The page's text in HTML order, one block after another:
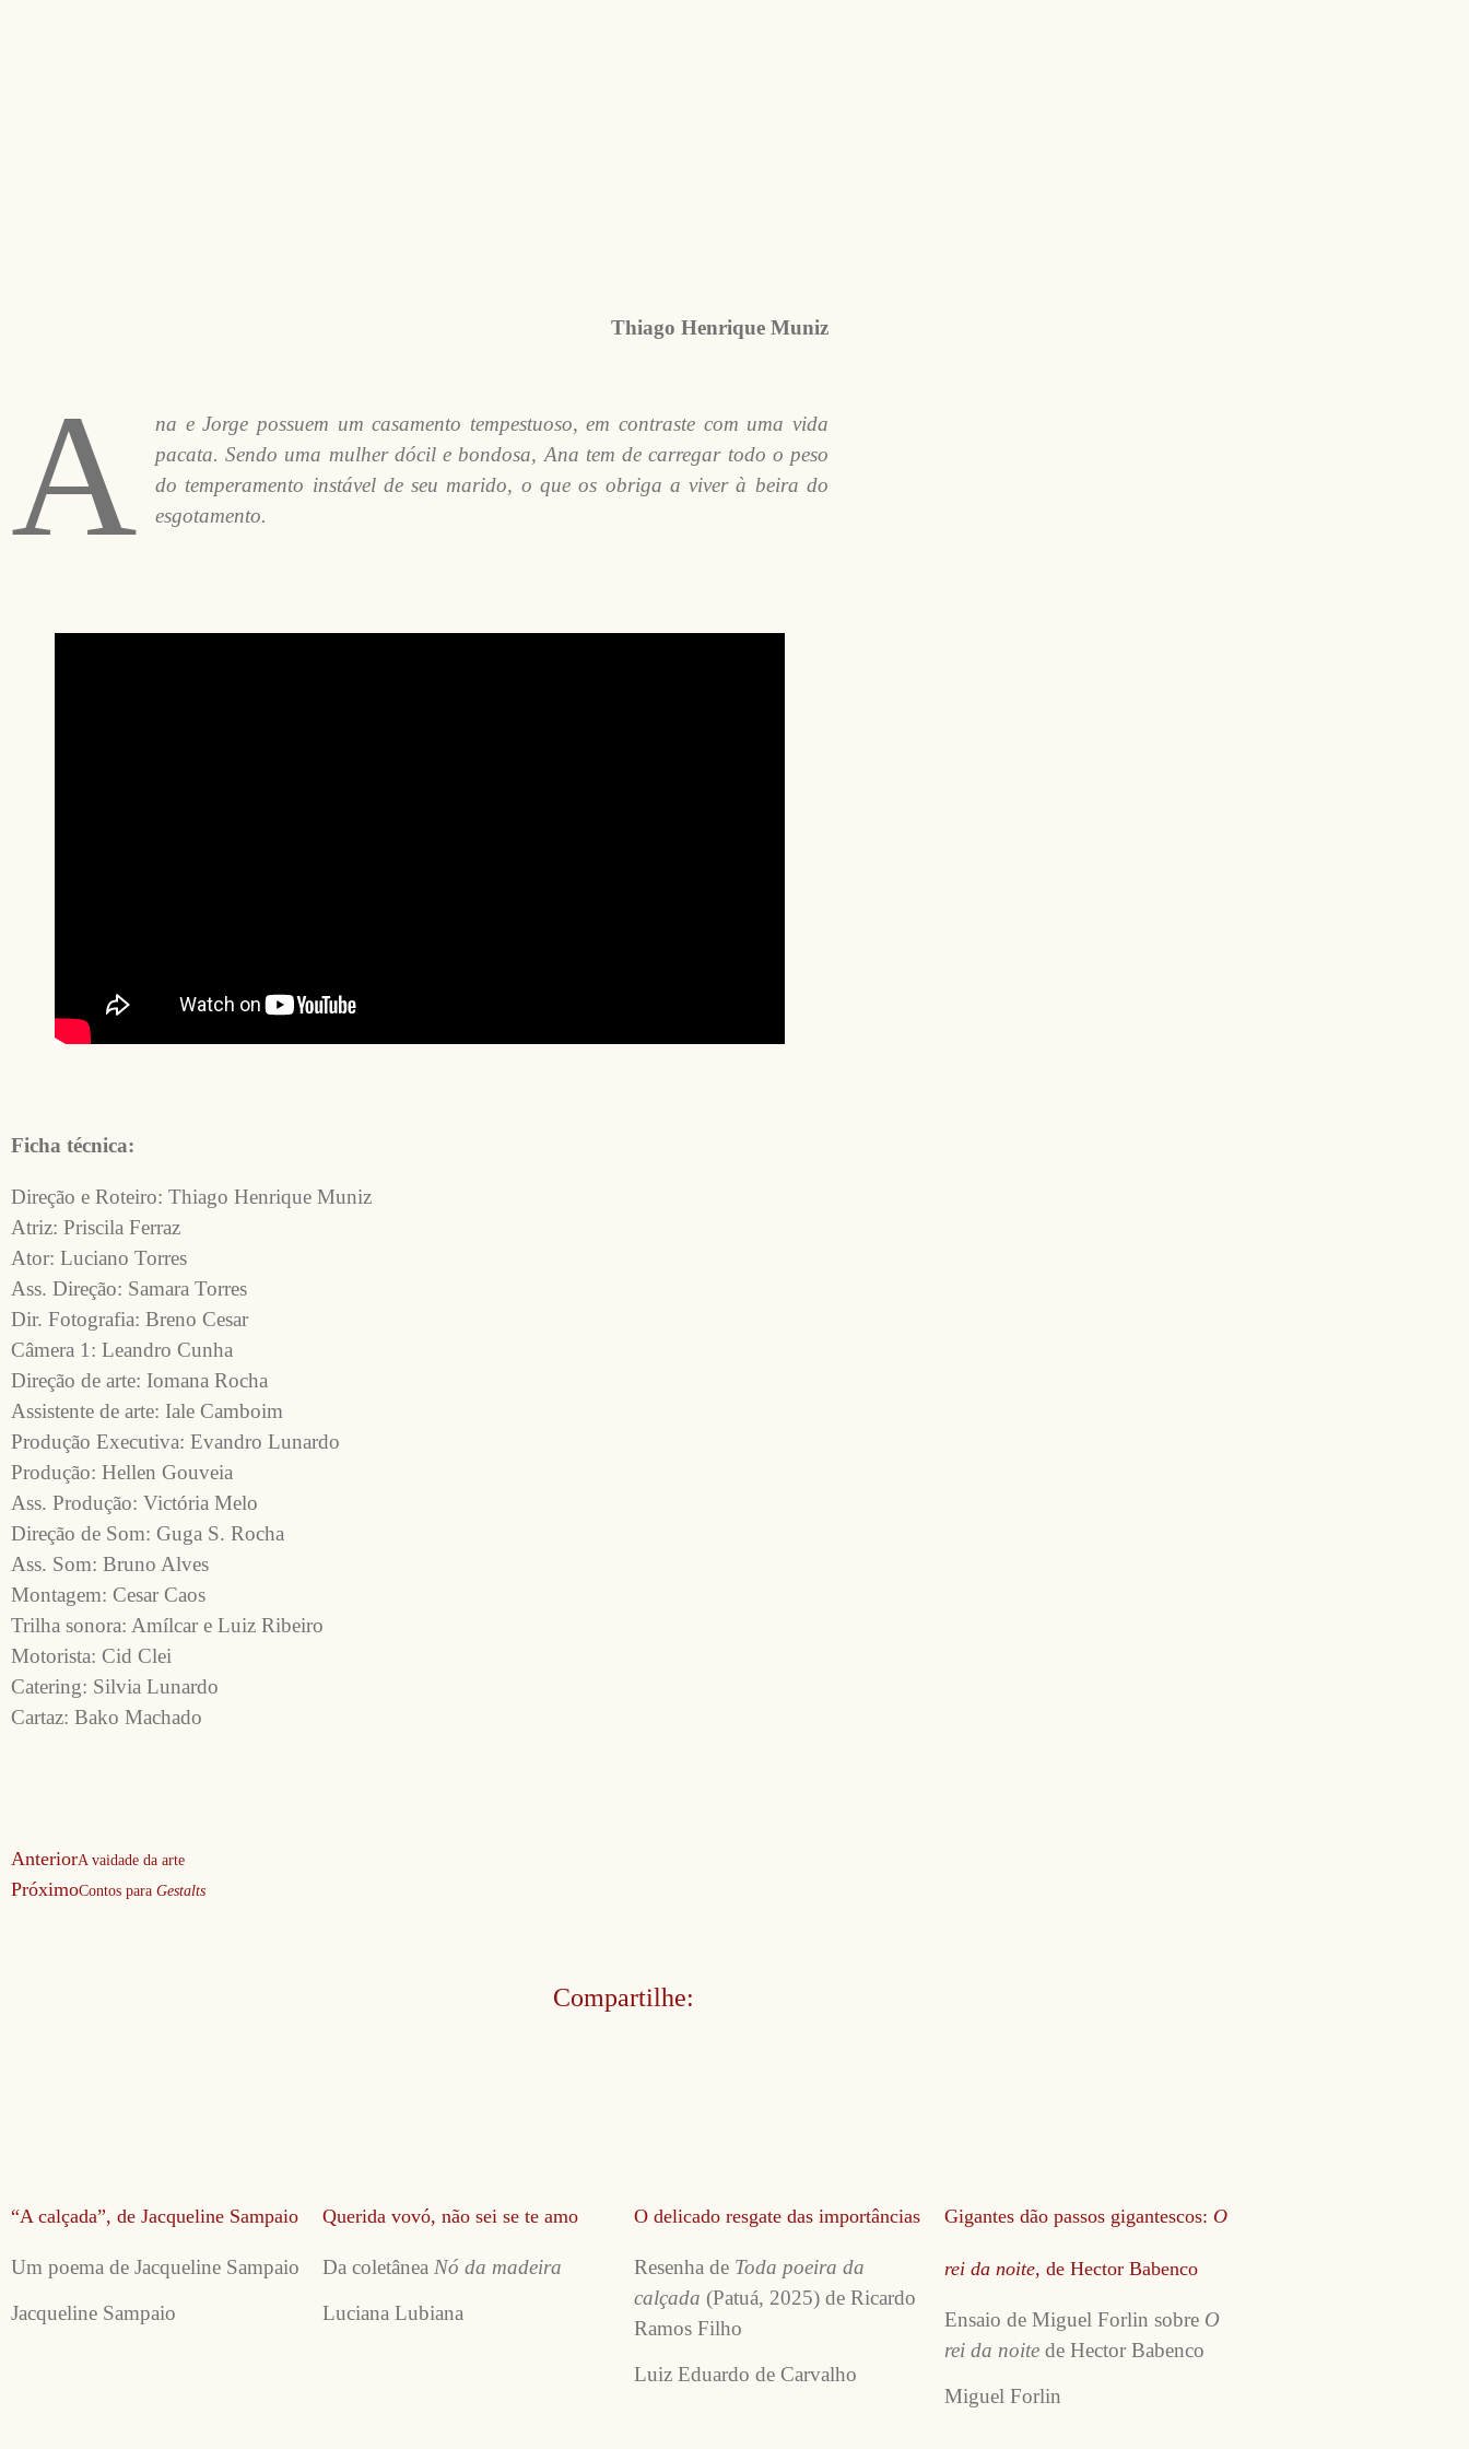
Thiago Henrique Muniz
A
na e Jorge possuem um casamento tempestuoso, em contraste com uma vida
pacata. Sendo uma mulher dócil e bondosa, Ana tem de carregar todo o peso
do temperamento instável de seu marido, o que os obriga a viver à beira do
esgotamento.
Ficha técnica:
Direção e Roteiro: Thiago Henrique Muniz
Atriz: Priscila Ferraz
Ator: Luciano Torres
Ass. Direção: Samara Torres
Dir. Fotografia: Breno Cesar
Câmera 1: Leandro Cunha
Direção de arte: Iomana Rocha
Assistente de arte: Iale Camboim
Produção Executiva: Evandro Lunardo
Produção: Hellen Gouveia
Ass. Produção: Victória Melo
Direção de Som: Guga S. Rocha
Ass. Som: Bruno Alves
Montagem: Cesar Caos
Trilha sonora: Amílcar e Luiz Ribeiro
Motorista: Cid Clei
Catering: Silvia Lunardo
Cartaz: Bako Machado
AnteriorA vaidade da arte
PróximoContos para Gestalts
Compartilhe:
“A calçada”, de Jacqueline Sampaio
Um poema de Jacqueline Sampaio
Jacqueline Sampaio
Querida vovó, não sei se te amo
Da coletânea Nó da madeira
Luciana Lubiana
O delicado resgate das importâncias
Resenha de Toda poeira da
calçada (Patuá, 2025) de Ricardo
Ramos Filho
Luiz Eduardo de Carvalho
Gigantes dão passos gigantescos: O
rei da noite, de Hector Babenco
Ensaio de Miguel Forlin sobre O
rei da noite de Hector Babenco
Miguel Forlin